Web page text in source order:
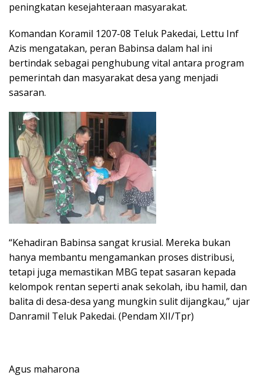
peningkatan kesejahteraan masyarakat.
Komandan Koramil 1207-08 Teluk Pakedai, Lettu Inf
Azis mengatakan, peran Babinsa dalam hal ini
bertindak sebagai penghubung vital antara program
pemerintah dan masyarakat desa yang menjadi
sasaran.
“Kehadiran Babinsa sangat krusial. Mereka bukan
hanya membantu mengamankan proses distribusi,
tetapi juga memastikan MBG tepat sasaran kepada
kelompok rentan seperti anak sekolah, ibu hamil, dan
balita di desa-desa yang mungkin sulit dijangkau,” ujar
Danramil Teluk Pakedai. (Pendam XII/Tpr)
Agus maharona